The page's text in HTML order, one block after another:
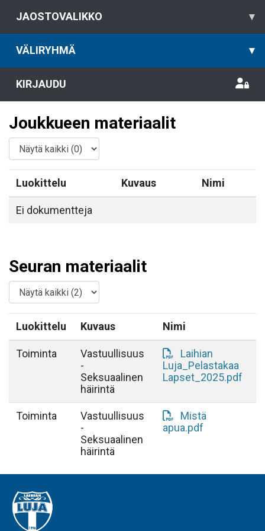
JAOSTOVALIKKO ▾
VÄLIRYHMÄ ▾
KIRJAUDU
Joukkueen materiaalit
Luokittelu Kuvaus Nimi
Ei dokumentteja
Seuran materiaalit
Luokittelu Kuvaus Nimi
Toiminta
Vastuullisuus
-
Seksuaalinen
häirintä
Laihian
Luja_Pelastakaa
Lapset_2025.pdf
Toiminta
Vastuullisuus
-
Seksuaalinen
häirintä
Mistä
apua.pdf